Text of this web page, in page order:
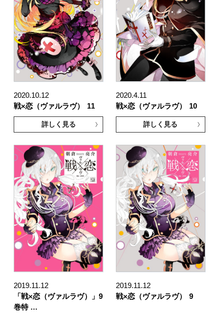
2020.10.12
戦×恋（ヴァルラヴ）
11
詳しく見る
2020.4.11
戦×恋（ヴァルラヴ）
10
詳しく見る
2019.11.12
「戦×恋（ヴァルラヴ）」9
巻特 …
2019.11.12
戦×恋（ヴァルラヴ）
9